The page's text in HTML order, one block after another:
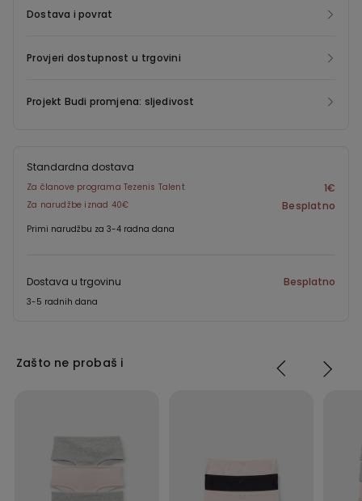
Dostava i povrat
Provjeri dostupnost u trgovini
Projekt Budi promjena: sljedivost
Standardna dostava
Za članove programa Tezenis Talent 1€
Za narudžbe iznad 40€ Besplatno
Primi narudžbu za 3-4 radna dana
Dostava u trgovinu Besplatno
3-5 radnih dana
Zašto ne probaš i